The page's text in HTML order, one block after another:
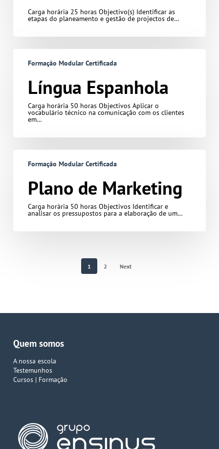
Carga horária 25 horas Objectivo(s) Identificar as
etapas do planeamento e gestão de projectos de…
EspanholaFormação Modular Certificada
Língua Espanhola
Carga horária 50 horas Objectivos Aplicar o
vocabulário técnico na comunicação com os clientes
em…
Marketing
Formação Modular Certificada
Plano de Marketing
Carga horária 50 horas Objectivos Identificar e
analisar os pressupostos para a elaboração de um…
1 2 Next
Quem somos
A nossa escola
Testemunhos
Cursos | Formação